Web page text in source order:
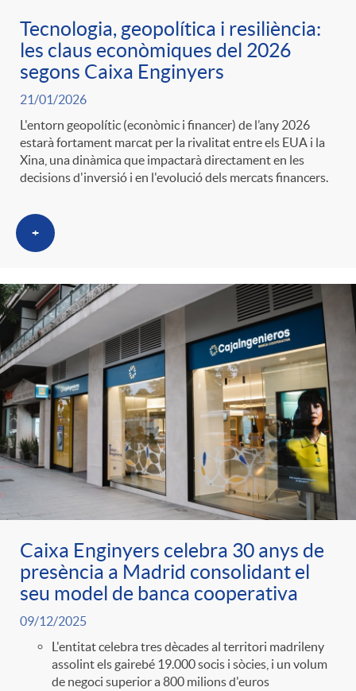
Tecnologia, geopolítica i resiliència:
les claus econòmiques del 2026
segons Caixa Enginyers
21/01/2026
L'entorn geopolític (econòmic i financer) de l’any 2026
estarà fortament marcat per la rivalitat entre els EUA i la
Xina, una dinàmica que impactarà directament en les
decisions d'inversió i en l'evolució dels mercats financers.
+
Caixa Enginyers celebra 30 anys de
presència a Madrid consolidant el
seu model de banca cooperativa
09/12/2025
L'entitat celebra tres dècades al territori madrileny
assolint els gairebé 19.000 socis i sòcies, i un volum
de negoci superior a 800 milions d'euros